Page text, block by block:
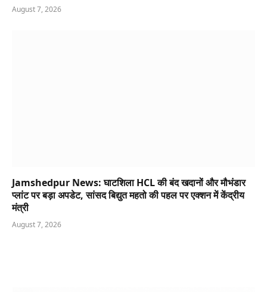
August 7, 2026
Jamshedpur News: घाटशिला HCL की बंद खदानों और मौभंडार
प्लांट पर बड़ा अपडेट, सांसद बिद्युत महतो की पहल पर एक्शन में केंद्रीय
मंत्री
August 7, 2026